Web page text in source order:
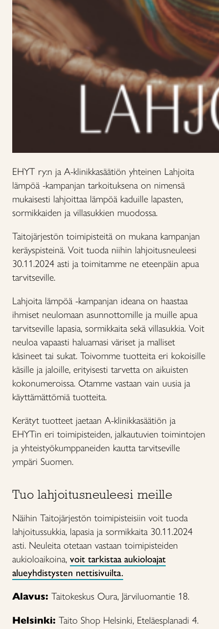
EHYT ry:n ja A-klinikkasäätiön yhteinen Lahjoita
lämpöä -kampanjan tarkoituksena on nimensä
mukaisesti lahjoittaa lämpöä kaduille lapasten,
sormikkaiden ja villasukkien muodossa.
Taitojärjestön toimipisteitä on mukana kampanjan
keräyspisteinä. Voit tuoda niihin lahjoitusneuleesi
30.11.2024 asti ja toimitamme ne eteenpäin apua
tarvitseville.
Lahjoita lämpöä -kampanjan ideana on haastaa
ihmiset neulomaan asunnottomille ja muille apua
tarvitseville lapasia, sormikkaita sekä villasukkia. Voit
neuloa vapaasti haluamasi väriset ja malliset
käsineet tai sukat. Toivomme tuotteita eri kokoisille
käsille ja jaloille, erityisesti tarvetta on aikuisten
kokonumeroissa. Otamme vastaan vain uusia ja
käyttämättömiä tuotteita.
Kerätyt tuotteet jaetaan A-klinikkasäätiön ja
EHYTin eri toimipisteiden, jalkautuvien toimintojen
ja yhteistyökumppaneiden kautta tarvitseville
ympäri Suomen.
Tuo lahjoitusneuleesi meille
Näihin Taitojärjestön toimipisteisiin voit tuoda
lahjoitussukkia, lapasia ja sormikkaita 30.11.2024
asti. Neuleita otetaan vastaan toimipisteiden
aukioloaikoina, voit tarkistaa aukioloajat
alueyhdistysten nettisivuilta.
Alavus: Taitokeskus Oura, Järviluomantie 18.
Helsinki: Taito Shop Helsinki, Eteläesplanadi 4.